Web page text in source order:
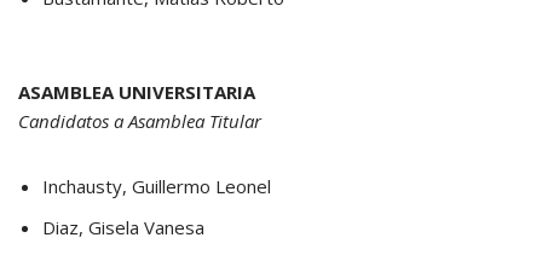
ASAMBLEA UNIVERSITARIA
Candidatos a Asamblea Titular
Inchausty, Guillermo Leonel
Diaz, Gisela Vanesa